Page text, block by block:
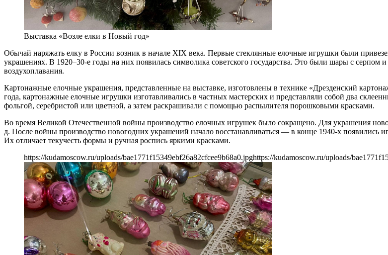
Выставка «Возле елки в Новый год»
Обычай наряжать елку в России возник в начале XIX века. Первые стеклянные елочные игрушки были
украшениях. В 1920–30-е годы на них появилась символика советского государства. Это были шары с
воздухоплавания.
Картонажные елочные украшения, представленные на выставке, изготовлены в технике «Дрезденский
года, картонажные елочные игрушки изготавливались в частных мастерских и представляли собой два
фольгой, серебристой или цветной, а затем раскрашивали с помощью распылителя порошковыми красками.
Во время Великой Отечественной войны производство елочных игрушек было сокращено. Для украшения
д. После войны производство новогодних украшений начало восстанавливаться — в конце 1940-х появились
Их отличает текучесть формы и ручная роспись яркими красками.
https://kudamoscow.ru/uploads/bae1771f15349ebf26a82cfcee9b68a0.jpghttps://kudamoscow.ru/uploads/